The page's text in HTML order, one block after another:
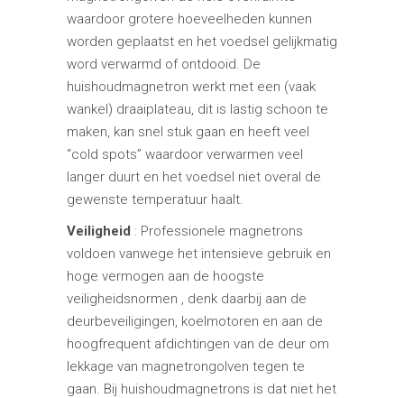
waardoor grotere hoeveelheden kunnen
worden geplaatst en het voedsel gelijkmatig
word verwarmd of ontdooid. De
huishoudmagnetron werkt met een (vaak
wankel) draaiplateau, dit is lastig schoon te
maken, kan snel stuk gaan en heeft veel
“cold spots” waardoor verwarmen veel
langer duurt en het voedsel niet overal de
gewenste temperatuur haalt.
Veiligheid : Professionele magnetrons
voldoen vanwege het intensieve gebruik en
hoge vermogen aan de hoogste
veiligheidsnormen , denk daarbij aan de
deurbeveiligingen, koelmotoren en aan de
hoogfrequent afdichtingen van de deur om
lekkage van magnetrongolven tegen te
gaan. Bij huishoudmagnetrons is dat niet het